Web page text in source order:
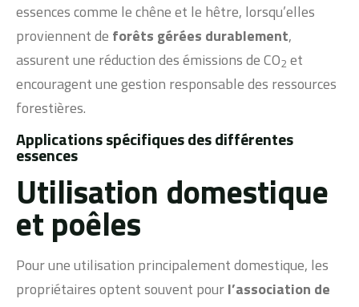
essences comme le chêne et le hêtre, lorsqu’elles
proviennent de forêts gérées durablement,
assurent une réduction des émissions de CO2 et
encouragent une gestion responsable des ressources
forestières.
Applications spécifiques des différentes
essences
Utilisation domestique
et poêles
Pour une utilisation principalement domestique, les
propriétaires optent souvent pourl’association de